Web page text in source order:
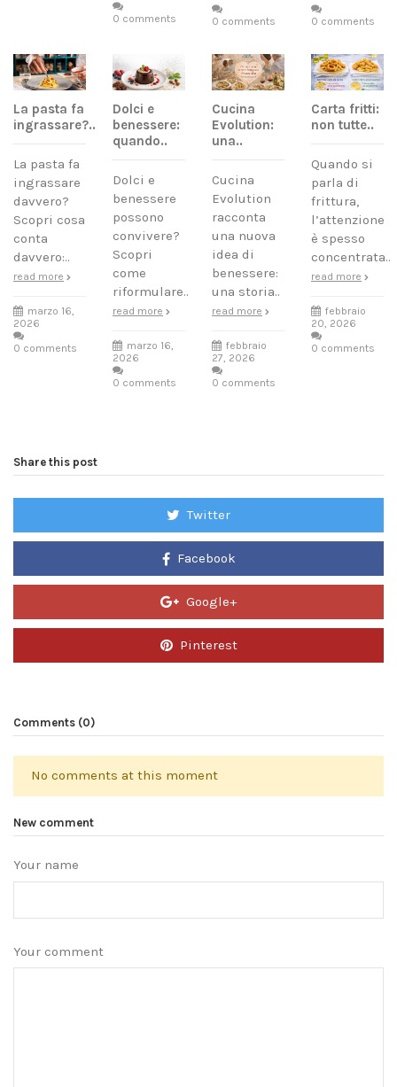
0 comments
0 comments
0 comments
La pasta fa
ingrassare?..
La pasta fa
ingrassare
davvero?
Scopri cosa
conta
davvero:..
read more
marzo 16,
2026
0 comments
Dolci e
benessere:
quando..
Dolci e
benessere
possono
convivere?
Scopri
come
riformulare..
read more
marzo 16,
2026
0 comments
Cucina
Evolution:
una..
Cucina
Evolution
racconta
una nuova
idea di
benessere:
una storia..
read more
febbraio
27, 2026
0 comments
Carta fritti:
non tutte..
Quando si
parla di
frittura,
l’attenzione
è spesso
concentrata..
read more
febbraio
20, 2026
0 comments
Share this post
Twitter
Facebook
Google+
Pinterest
Comments (0)
No comments at this moment
New comment
Your name
Your comment